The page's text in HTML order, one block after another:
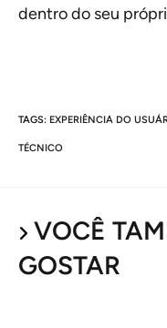
dentro do seu
TAGS: EXPERIÊNCIA DO
TÉCNICO
VOCÊ
GOSTAR